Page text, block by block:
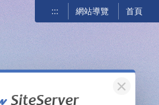
::: 網站導覽 首頁
關閉